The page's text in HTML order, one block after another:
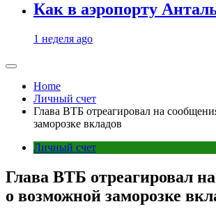
Как в аэропорту
1 неделя ago
Home
Личный счет
Глава ВТБ отреагировал на
заморозке вкладов
Личный счет
Глава ВТБ отреагировал
о возможной заморозке